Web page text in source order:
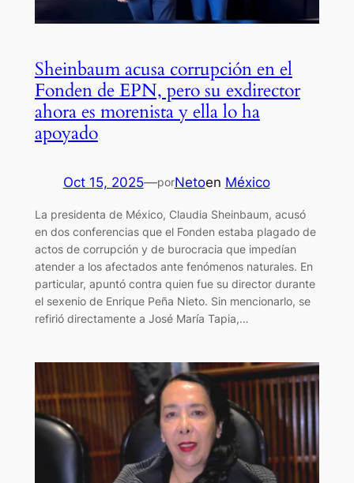
Sheinbaum acusa corrupción en el
Fonden de EPN, pero su exdirector
ahora es morenista y ella lo ha
apoyado
Oct 15, 2025—porNetoen México
La presidenta de México, Claudia Sheinbaum, acusó
en dos conferencias que el Fonden estaba plagado de
actos de corrupción y de burocracia que impedían
atender a los afectados ante fenómenos naturales. En
particular, apuntó contra quien fue su director durante
el sexenio de Enrique Peña Nieto. Sin mencionarlo, se
refirió directamente a José María Tapia,…